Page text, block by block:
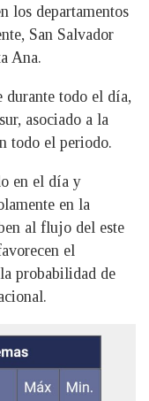
los departamentos
San Salvador
Ana.
durante todo el día,
asociado a la
todo el periodo.
en el día y
en la
al flujo del este
el
probabilidad de